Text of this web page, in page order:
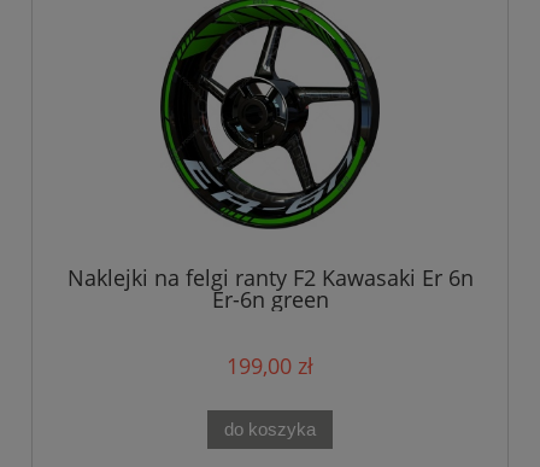
Naklejki na felgi ranty F2 Kawasaki Er 6n
Er-6n green
199,00 zł
do koszyka